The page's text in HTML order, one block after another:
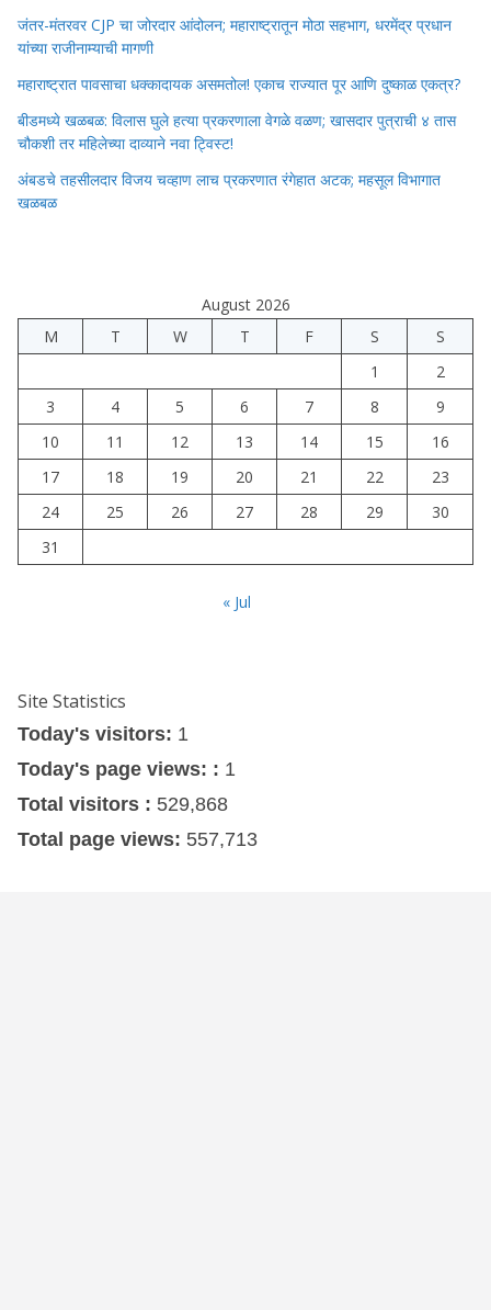
जंतर-मंतरवर CJP चा जोरदार आंदोलन; महाराष्ट्रातून मोठा सहभाग, धरमेंद्र प्रधान
यांच्या राजीनाम्याची मागणी
महाराष्ट्रात पावसाचा धक्कादायक असमतोल! एकाच राज्यात पूर आणि दुष्काळ एकत्र?
बीडमध्ये खळबळ: विलास घुले हत्या प्रकरणाला वेगळे वळण; खासदार पुत्राची ४ तास
चौकशी तर महिलेच्या दाव्याने नवा ट्विस्ट!
अंबडचे तहसीलदार विजय चव्हाण लाच प्रकरणात रंगेहात अटक; महसूल विभागात
खळबळ
August 2026
M
T W T F S
S
1
2
3
4 5 6 7 8
9
10
11 12 13 14 15
16
17
18 19 20 21 22
23
24
25 26 27 28 29
30
31
« Jul
Site Statistics
Today's visitors: 1
Today's page views: : 1
Total visitors : 529,868
Total page views: 557,713